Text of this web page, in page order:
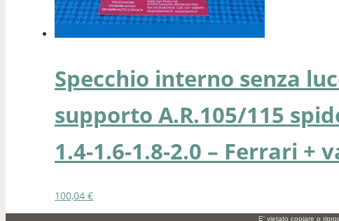
Specchio interno senza
supporto A.R.105/115
1.4-1.6-1.8-2.0 – Ferrari +
100,04 €
E' vietato copiare o